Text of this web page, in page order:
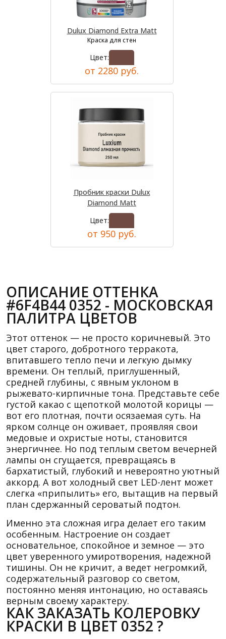
Dulux Diamond Extra Matt
Краска для стен
Цвет:
от 2280 руб.
Пробник краски Dulux
Diamond Matt
Цвет:
от 950 руб.
ОПИСАНИЕ ОТТЕНКА
#6F4B44 0352 - МОСКОВСКАЯ
ПАЛИТРА ЦВЕТОВ
Этот оттенок — не просто коричневый. Это
цвет старого, добротного терракота,
впитавшего тепло печи и легкую дымку
времени. Он теплый, приглушенный,
средней глубины, с явным уклоном в
рыжевато-кирпичные тона. Представьте себе
густой какао с щепоткой молотой корицы —
вот его плотная, почти осязаемая суть. На
ярком солнце он оживает, проявляя свои
медовые и охристые ноты, становится
энергичнее. Но под теплым светом вечерней
лампы он сгущается, превращаясь в
бархатистый, глубокий и невероятно уютный
аккорд. А вот холодный свет LED-лент может
слегка «припылить» его, вытащив на первый
план сдержанный сероватый подтон.
Именно эта сложная игра делает его таким
особенным. Настроение он создает
основательное, спокойное и земное — это
цвет уверенного умиротворения, надежной
тишины. Он не кричит, а ведет негромкий,
содержательный разговор со светом,
постоянно меняя интонацию, но оставаясь
верным своему характеру.
КАК ЗАКАЗАТЬ КОЛЕРОВКУ
КРАСКИ В ЦВЕТ 0352 ?